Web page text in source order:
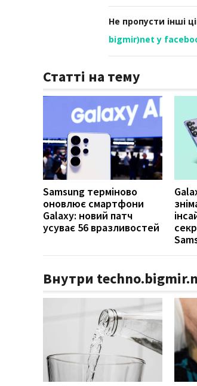
Не пропусти інші
bigmir)net у
Статті на тему
Samsung терміново
оновлює смартфони
Galaxy: новий патч
усуває 56 вразливостей
Внутри